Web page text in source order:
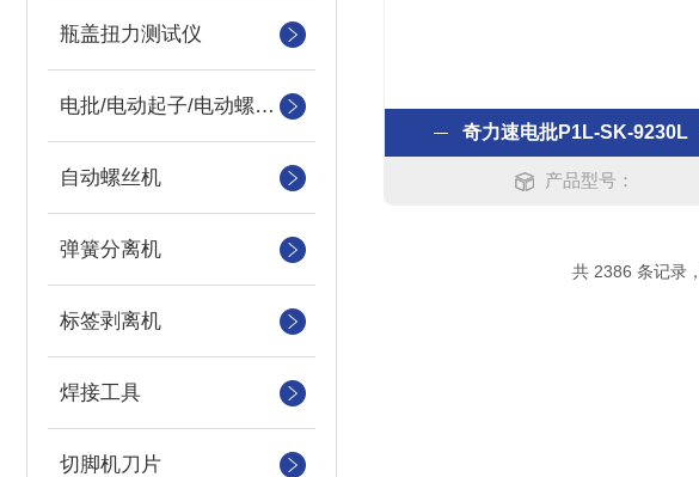
瓶盖扭力测试仪
电批/电动起子/电动螺丝刀
自动螺丝机
弹簧分离机
标签剥离机
焊接工具
切脚机刀片
奇力速电批P1L-SK-9230L
产品型号：
共 2386 条记录